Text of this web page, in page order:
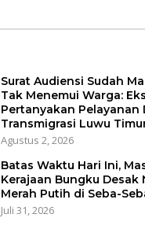
Surat Audiensi Sudah
Tak Menemui Warga:
Pertanyakan Pelayanan
Transmigrasi Luwu
Agustus 2, 2026
Batas Waktu Hari Ini,
Kerajaan Bungku Desak
Merah Putih di Seba-
Juli 31, 2026